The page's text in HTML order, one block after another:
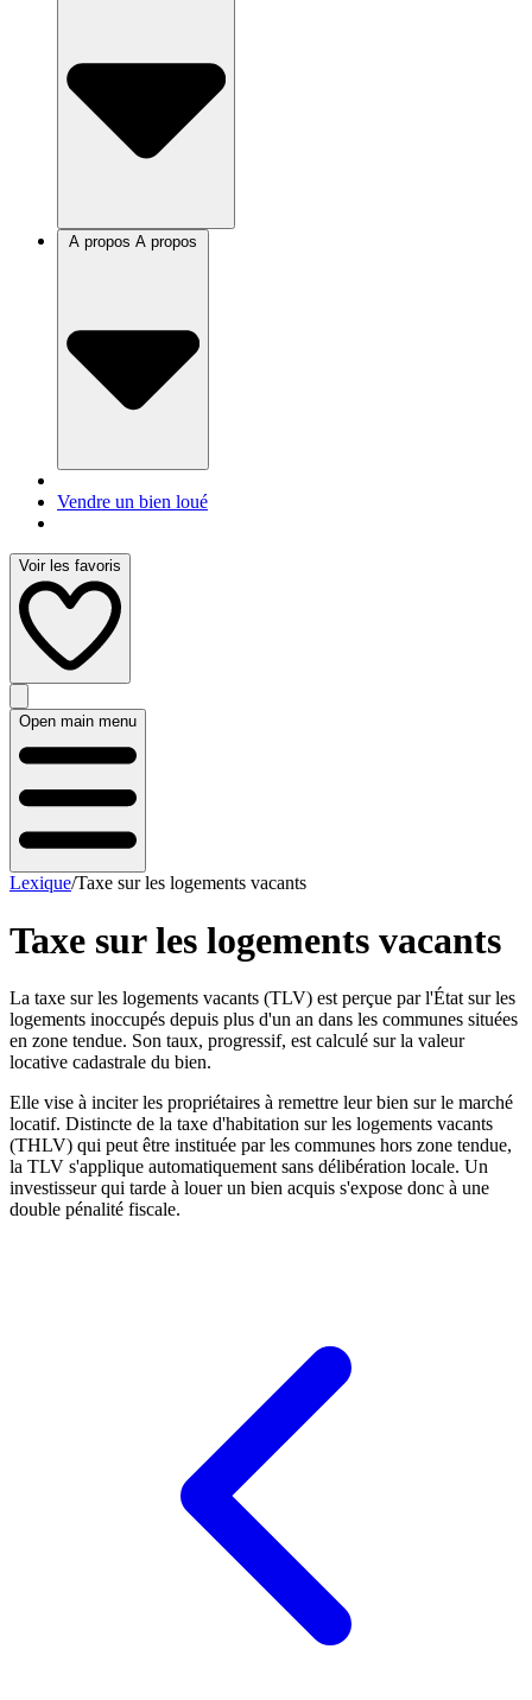
A propos
Vendre un bien loué
Voir les favoris
Open main menu
Lexique/Taxe sur les logements vacants
Taxe sur les logements vacants
La taxe sur les logements vacants (TLV) est perçue par l'État sur les
logements inoccupés depuis plus d'un an dans les communes situées
en zone tendue. Son taux, progressif, est calculé sur la valeur
locative cadastrale du bien.
Elle vise à inciter les propriétaires à remettre leur bien sur le marché
locatif. Distincte de la taxe d'habitation sur les logements vacants
(THLV) qui peut être instituée par les communes hors zone tendue,
la TLV s'applique automatiquement sans délibération locale. Un
investisseur qui tarde à louer un bien acquis s'expose donc à une
double pénalité fiscale.